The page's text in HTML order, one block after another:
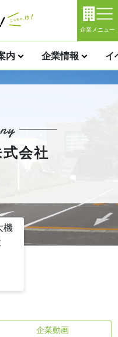
企業メニュー
内 企業情報 イ
会社
企業動画